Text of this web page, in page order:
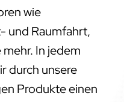
wie
und Raumfahrt,
In jedem
durch unsere
Produkte einen